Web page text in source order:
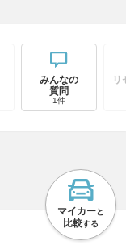
みんなの
質問
1件
リ
マイカーと
比較する